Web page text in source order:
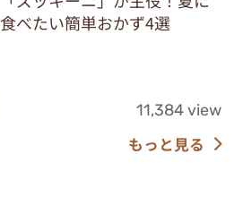
食べたい簡単おかず4選
11,384 view
もっと見る